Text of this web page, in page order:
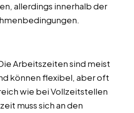
allerdings innerhalb der
Arbeitszeiten sind meist
können flexibel, aber oft
wie bei Vollzeitstellen
muss sich an den